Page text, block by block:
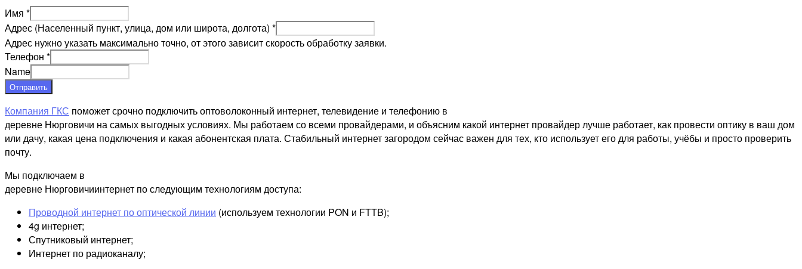
Имя *
Адрес (Населенный пункт, улица, дом или широта, долгота) *
Адрес нужно указать максимально точно, от этого зависит скорость обработку заявки.
Телефон *
Name
Отправить
Компания ГКС поможет срочно подключить оптоволоконный интернет, телевидение и телефонию в
деревне Нюрговичи на самых выгодных условиях. Мы работаем со всеми провайдерами, и объясним какой интернет провайдер лучше работает, как провести оптику в ваш дом
или дачу, какая цена подключения и какая абонентская плата. Стабильный интернет загородом сейчас важен для тех, кто использует его для работы, учёбы и просто проверить
почту.
Мы подключаем в
деревне Нюрговичиинтернет по следующим технологиям доступа:
Проводной интернет по оптической линии (используем технологии PON и FTTB);
4g интернет;
Спутниковый интернет;
Интернет по радиоканалу;